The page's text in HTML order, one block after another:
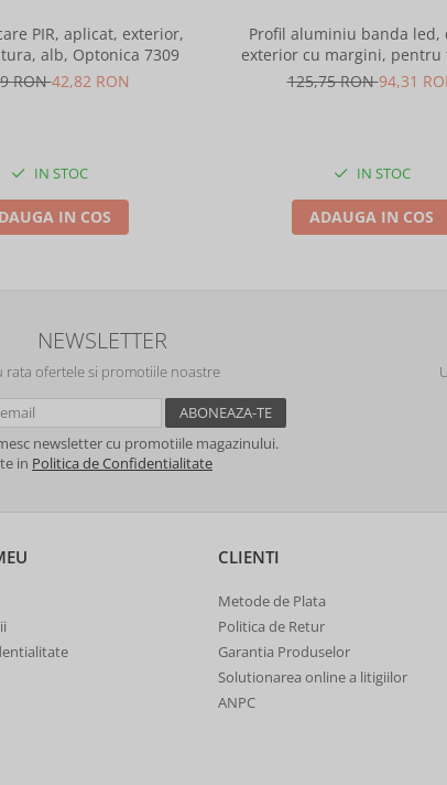
PIR, aplicat, exterior,
alb, Optonica 7309
RON42,82 RON
IN STOC
IN COS
Profil aluminiu banda led,
exterior cu margini, pentru
lungime 2m, culoare gri natur,
125,75 RON94,31
IN STOC
ADAUGA IN COS
NEWSLETTER
rata ofertele si promotiile noastre
newsletter cu promotiile magazinului.
in Politica de Confidentialitate
CLIENTI
Metode de Plata
Politica de Retur
Garantia Produselor
Solutionarea online a litigiilor
ANPC